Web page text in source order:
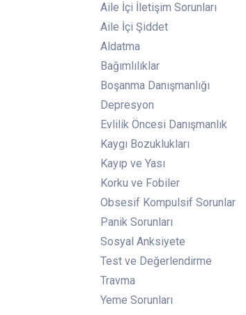
Aile İçi İletişim Sorunları
Aile İçi Şiddet
Aldatma
Bağımlılıklar
Boşanma Danışmanlığı
Depresyon
Evlilik Öncesi Danışmanlık
Kaygı Bozuklukları
Kayıp ve Yası
Korku ve Fobiler
Obsesif Kompulsif Sorunlar
Panik Sorunları
Sosyal Anksiyete
Test ve Değerlendirme
Travma
Yeme Sorunları